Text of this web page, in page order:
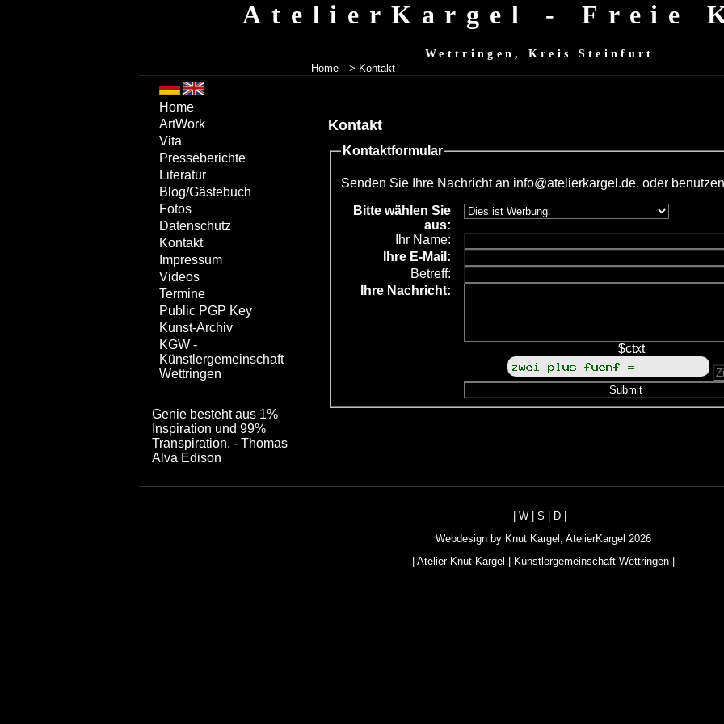
AtelierKargel - Freie
Wettringen, Kreis Steinfurt
Home > Kontakt
Kontakt
Kontaktformular
Senden Sie Ihre Nachricht an info@atelierkargel.de, oder
Bitte wählen Sie
aus:
Ihr Name:
Ihre E-Mail:
Betreff:
Ihre Nachricht:
$ctxt
Home
ArtWork
Vita
Presseberichte
Literatur
Blog/Gästebuch
Fotos
Datenschutz
Kontakt
Impressum
Videos
Termine
Public PGP Key
Kunst-Archiv
KGW -
Künstlergemeinschaft
Wettringen
Genie besteht aus 1%
Inspiration und 99%
Transpiration. - Thomas
Alva Edison
W S D
Webdesign by Knut Kargel , AtelierKargel 2026
Atelier Knut Kargel Künstlergemeinschaft Wettringen|